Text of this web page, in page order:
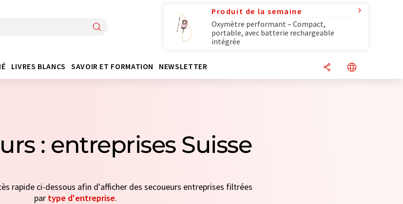
Produit de la semaine
Oxymètre performant – Compact,
portable, avec batterie rechargeable
intégrée
LIVRES BLANCS SAVOIR ET FORMATION NEWSLETTER
: entreprises Suisse
rapide ci-dessous afin d'afficher des secoueurs entreprises filtrées
par type d'entreprise.